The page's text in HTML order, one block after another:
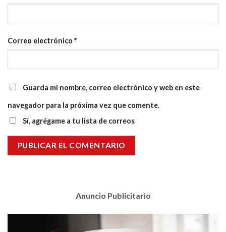
Correo electrónico *
Guarda mi nombre, correo electrónico y web en este
navegador para la próxima vez que comente.
Sí, agrégame a tu lista de correos
Anuncio Publicitario